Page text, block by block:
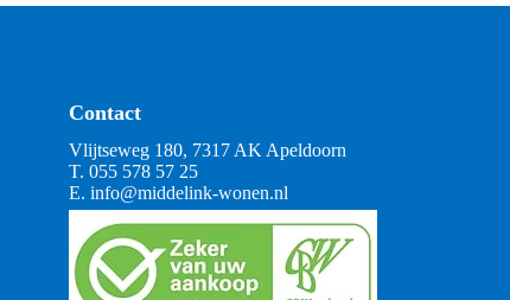
Contact
Vlijtseweg 180, 7317 AK Apeldoorn
T. 055 578 57 25
E. info@middelink-wonen.nl